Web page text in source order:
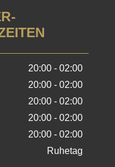
20:00 - 02:00
20:00 - 02:00
20:00 - 02:00
20:00 - 02:00
20:00 - 02:00
Ruhetag